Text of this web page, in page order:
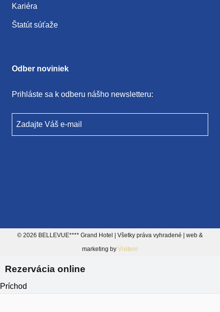
Kariéra
Štatút súťaže
Odber noviniek
Prihláste sa k odberu nášho newsletteru:
Zadajte Váš e-mail
© 2026 BELLEVUE**** Grand Hotel | Všetky práva vyhradené | web &
marketing by Visitero
Rezervácia online
Príchod